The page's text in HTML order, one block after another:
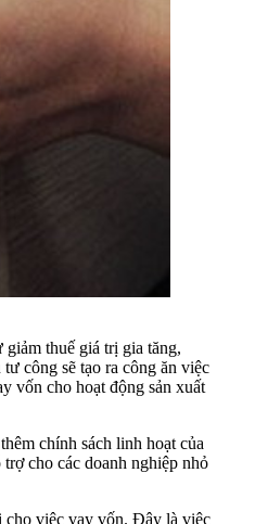
thuế giá trị gia tăng,
công sẽ tạo ra công ăn việc
vốn cho hoạt động sản xuất
chính sách linh hoạt của
cho các doanh nghiệp nhỏ
cho việc vay vốn. Đây là việc